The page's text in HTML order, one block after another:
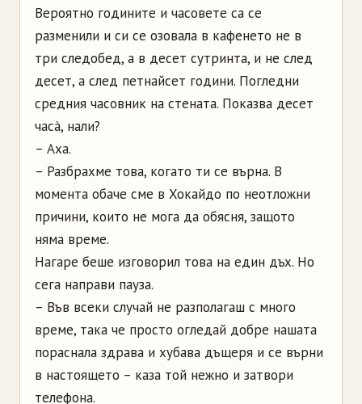
Вероятно годините и часовете са се
разменили и си се озовала в кафенето не в
три следобед, а в десет сутринта, и не след
десет, а след петнайсет години. Погледни
средния часовник на стената. Показва десет
часà, нали?
– Аха.
– Разбрахме това, когато ти се върна. В
момента обаче сме в Хокайдо по неотложни
причини, които не мога да обясня, защото
няма време.
Нагаре беше изговорил това на един дъх. Но
сега направи пауза.
– Във всеки случай не разполагаш с много
време, така че просто огледай добре нашата
пораснала здрава и хубава дъщеря и се върни
в настоящето – каза той нежно и затвори
телефона.